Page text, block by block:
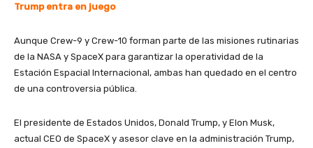
Trump entra en juego
Aunque Crew-9 y Crew-10 forman parte de las misiones rutinarias
de la NASA y SpaceX para garantizar la operatividad de la
Estación Espacial Internacional, ambas han quedado en el centro
de una controversia pública.
El presidente de Estados Unidos, Donald Trump, y Elon Musk,
actual CEO de SpaceX y asesor clave en la administración Trump,